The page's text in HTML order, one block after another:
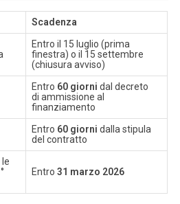
Scadenza
Entro il 15 luglio (prima
finestra) o il 15 settembre
(chiusura avviso)
Entro 60 giorni dal decreto
di ammissione al
finanziamento
Entro 60 giorni dalla stipula
del contratto
Entro31 marzo 2026